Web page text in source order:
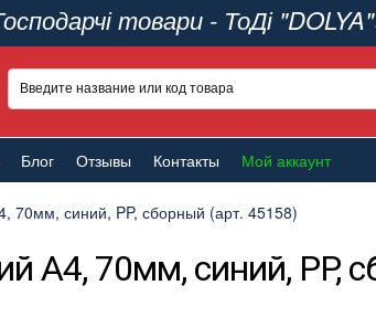
товари - ТоДі
Блог Отзывы Контакты Мой аккаунт
70мм, синий, PP, сборный (арт. 45158)
А4, 70мм, синий, PP,